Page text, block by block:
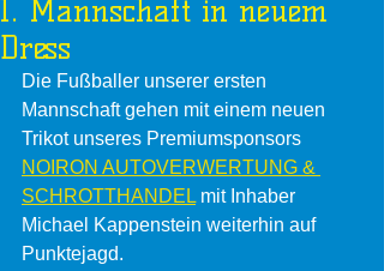
1. Mannschaft in neuem
Dress
Die Fußballer unserer ersten
Mannschaft gehen mit einem neuen
Trikot unseres Premiumsponsors
NOIRON AUTOVERWERTUNG &
SCHROTTHANDEL mit Inhaber
Michael Kappenstein weiterhin auf
Punktejagd.